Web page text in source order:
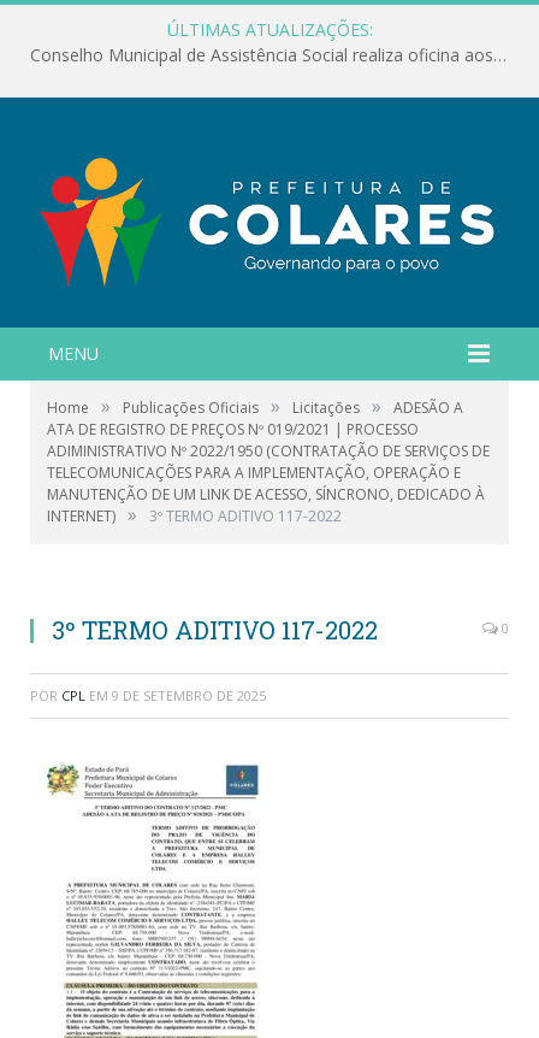
ÚLTIMAS ATUALIZAÇÕES:
Conselho Municipal de Assistência Social realiza oficina aos servidores
MENU
Home » Publicações Oficiais » Licitações »
ADESÃO A
ATA DE REGISTRO DE PREÇOS Nº 019/2021 | PROCESSO
ADIMINISTRATIVO Nº 2022/1950 (CONTRATAÇÃO DE SERVIÇOS DE
TELECOMUNICAÇÕES PARA A IMPLEMENTAÇÃO, OPERAÇÃO E
MANUTENÇÃO DE UM LINK DE ACESSO, SÍNCRONO, DEDICADO À
INTERNET) » 3º TERMO ADITIVO 117-2022
3º TERMO ADITIVO 117-2022 0
POR CPL EM 9 DE SETEMBRO DE 2025